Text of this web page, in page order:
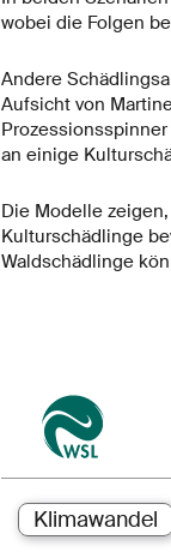
wobei die Folgen
Andere
Aufsicht von
Prozessionsspinner
an einige
Die Modelle
Kulturschädlinge
Waldschädlinge
Klimawandel